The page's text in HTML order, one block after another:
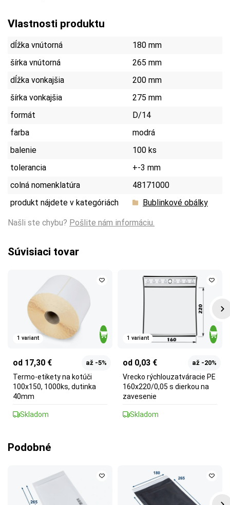
Vlastnosti produktu
dĺžka vnútorná
180 mm
šírka vnútorná
265 mm
dĺžka vonkajšia
200 mm
šírka vonkajšia
275 mm
formát
D/14
farba
modrá
balenie
100 ks
tolerancia
+-3 mm
colná nomenklatúra
48171000
produkt nájdete v kategóriách
Bublinkové obálky
Našli ste chybu? Pošlite nám informáciu.
Súvisiaci tovar
1 variant
od 17,30 € až -5%
Termo-etikety na kotúči
100x150, 1000ks, dutinka
40mm
Skladom
1 variant
od 0,03 € až -20%
Vrecko rýchlouzatváracie PE
160x220/0,05 s dierkou na
zavesenie
Skladom
Podobné